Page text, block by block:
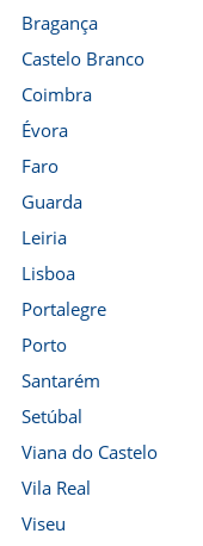
Bragança
Castelo Branco
Coimbra
Évora
Faro
Guarda
Leiria
Lisboa
Portalegre
Porto
Santarém
Setúbal
Viana do Castelo
Vila Real
Viseu